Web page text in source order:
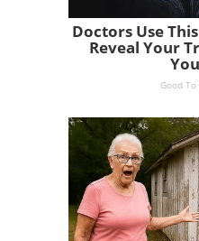
Doctors Use
Reveal Your
Good To